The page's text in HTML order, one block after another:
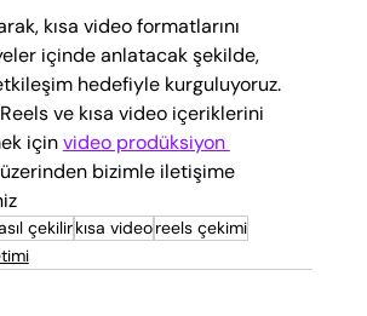
kısa video formatlarını
içinde anlatacak şekilde,
hedefiyle kurguluyoruz.
Reels ve kısa video içeriklerini
için video prodüksiyon
bizimle iletişime
çekilirkısa videoreels çekimi